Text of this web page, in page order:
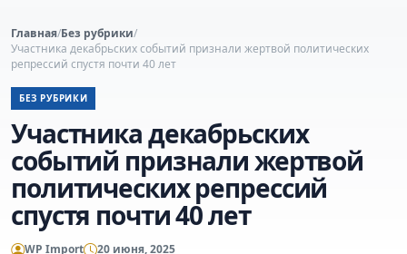
Главная/Без рубрики/
Участника декабрьских событий признали жертвой политических
репрессий спустя почти 40 лет
БЕЗ РУБРИКИ
Участника декабрьских
событий признали жертвой
политических репрессий
спустя почти 40 лет
WP Import 20 июня, 2025